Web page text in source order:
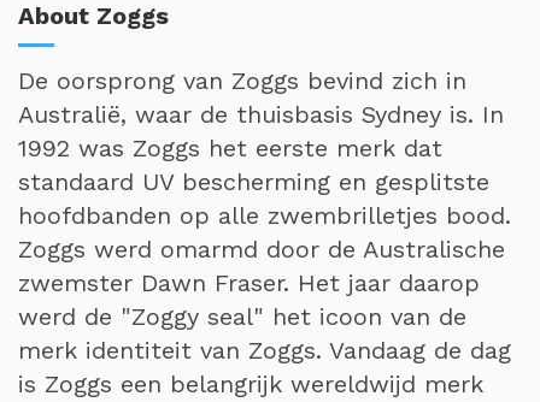
About Zoggs
De oorsprong van Zoggs bevind zich in
Australië, waar de thuisbasis Sydney is. In
1992 was Zoggs het eerste merk dat
standaard UV bescherming en gesplitste
hoofdbanden op alle zwembrilletjes bood.
Zoggs werd omarmd door de Australische
zwemster Dawn Fraser. Het jaar daarop
werd de "Zoggy seal" het icoon van de
merk identiteit van Zoggs. Vandaag de dag
is Zoggs een belangrijk wereldwijd merk